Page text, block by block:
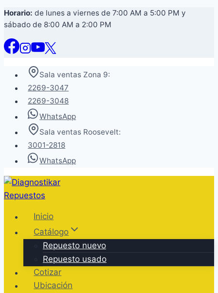
Saltar
al
contenido
Horario: de lunes a viernes de 7:00 AM a 5:00 PM y
sábado de 8:00 AM a 2:00 PM
Sala ventas Zona 9:
2269-3047
2269-3048
WhatsApp
Sala ventas Roosevelt:
3001-2818
WhatsApp
Inicio
Catálogo
Repuesto nuevo
Repuesto usado
Cotizar
Ubicación